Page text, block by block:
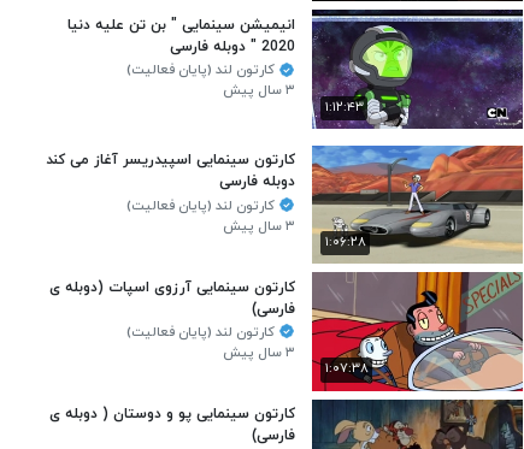
۱:۱۲:۴۳
انیمیشن سینمایی " بن تن علیه دنیا
2020 " دوبله فارسی
کارتون لند (پایان فعالیت)
۳ سال پیش
۱:۰۶:۲۸
کارتون سینمایی اسپیدریسر آغاز می کند
دوبله فارسی
کارتون لند (پایان فعالیت)
۳ سال پیش
۱:۰۷:۳۸
کارتون سینمایی آرزوی اسپات (دوبله ی
فارسی)
کارتون لند (پایان فعالیت)
۳ سال پیش
کارتون سینمایی پو و دوستان ( دوبله ی
فارسی)